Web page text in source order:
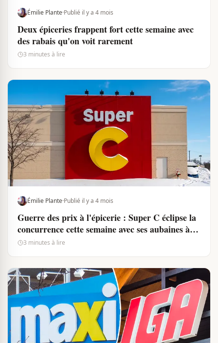
Émilie Plante·Publié il y a 4 mois
Deux épiceries frappent fort cette semaine avec
des rabais qu'on voit rarement
3 minutes à lire
Émilie Plante·Publié il y a 4 mois
Guerre des prix à l'épicerie : Super C éclipse la
concurrence cette semaine avec ses aubaines à
1$ et moins
3 minutes à lire